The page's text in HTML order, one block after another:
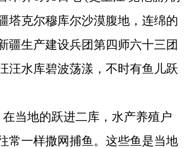
塔克尔穆库尔沙漠腹地，连绵的
疆生产建设兵团第四师六十三团
汪水库碧波荡漾，不时有鱼儿跃
地的跃进二库，水产养殖户
常一样撒网捕鱼。这些鱼是当地